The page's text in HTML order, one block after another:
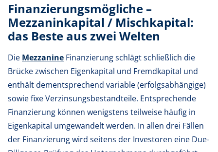
Finanzierungsmögliche –
Mezzaninkapital / Mischkapital:
das Beste aus zwei Welten
Die Mezzanine Finanzierung schlägt schließlich die
Brücke zwischen Eigenkapital und Fremdkapital und
enthält dementsprechend variable (erfolgsabhängige)
sowie fixe Verzinsungsbestandteile. Entsprechende
Finanzierung können wenigstens teilweise häufig in
Eigenkapital umgewandelt werden. In allen drei Fällen
der Finanzierung wird seitens der Investoren eine Due-